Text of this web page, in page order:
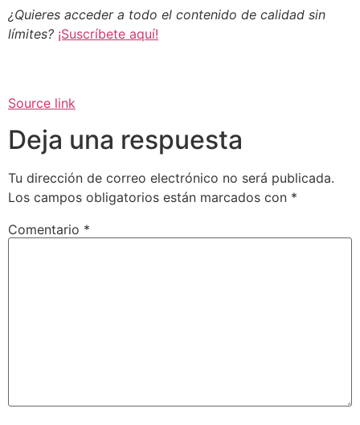
¿Quieres acceder a todo el contenido de calidad sin
límites? ¡Suscríbete aquí!
Source link
Deja una respuesta
Tu dirección de correo electrónico no será publicada.
Los campos obligatorios están marcados con *
Comentario *